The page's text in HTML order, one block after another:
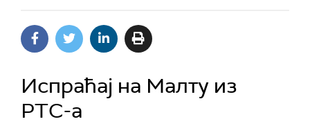
Испраћај на Малту из
РТС-а